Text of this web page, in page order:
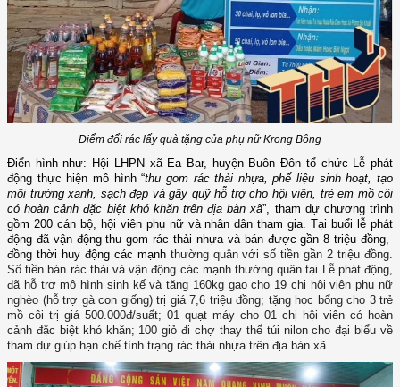
Điểm đổi rác lấy quà tặng của phụ nữ Krong Bông
Điển hình như: Hội LHPN xã Ea Bar, huyện Buôn Đôn tổ chức Lễ phát
động thực hiện mô hình“thu gom rác thải nhựa, phế liệu sinh hoạt, tạo
môi trường xanh, sạch đẹp và gây quỹ hỗ trợ cho hội viên, trẻ em mồ côi
có hoàn cảnh đặc biệt khó khăn trên địa bàn xã” , tham dự chương trình
gồm 200 cán bộ, hội viên phụ nữ và nhân dân tham gia. Tại buổi lễ phát
động đã vận động thu gom rác thải nhựa và bán được gần 8 triệu đồng,
đồng thời huy động các mạnh thường quân với số tiền gần 2 triệu đồng
Số tiền bán rác thải và vận động các mạnh thường quân tại Lễ phát động,
đã hỗ trợ mô hình sinh kế và tặng 160kg gạocho 19 chị hội viên phụ nữ
nghèo (hỗ trợ gà con giống) trị giá 7,6 triệu đồng; tặng học bổng cho 3 trẻ
mồ côi trị giá 500.000đ/suất; 01 quạt máy cho 01 chị hội viên có hoàn
cảnh đặc biệt khó khăn; 100 giỏ đi chợ thay thế túi nilon cho đại biểu về
tham dự giúp hạn chế tình trạng rác thải nhựa trên địa bàn xã.